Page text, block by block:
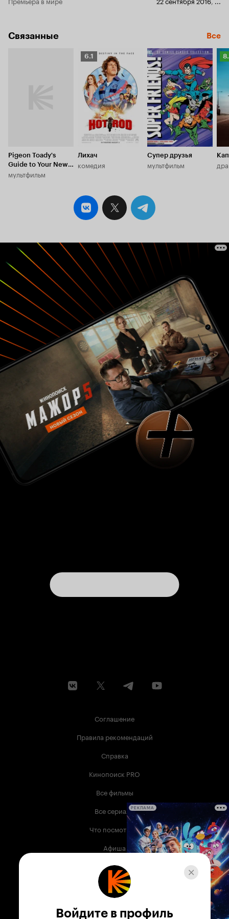
Связанные Все
Pigeon Toady's
Guide to Your New
Baby
мультфильм
Рейтинг
Кинопоиска
6.1
6.1
Лихач
комедия
Супер друзья
мультфильм
Соглашение
Правила рекомендаций
Справка
Кинопоиск PRO
Все фильмы
Все сериалы
Что посмотреть
Афиша
Музыка
Телепрограмма
РЕКЛАМА
Войдите в профиль